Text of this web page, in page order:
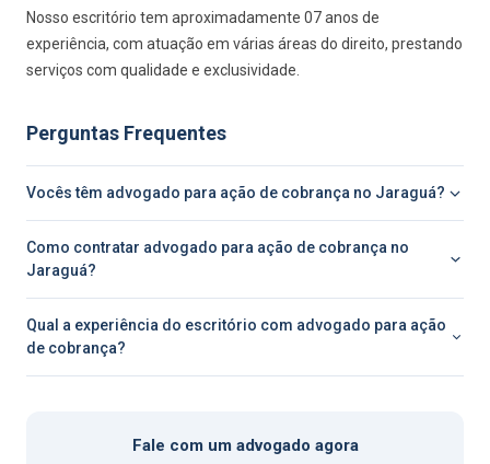
Nosso escritório tem aproximadamente 07 anos de
experiência, com atuação em várias áreas do direito, prestando
serviços com qualidade e exclusividade.
Perguntas Frequentes
Vocês têm advogado para ação de cobrança no Jaraguá?
Como contratar advogado para ação de cobrança no
Jaraguá?
Qual a experiência do escritório com advogado para ação
de cobrança?
Fale com um advogado agora